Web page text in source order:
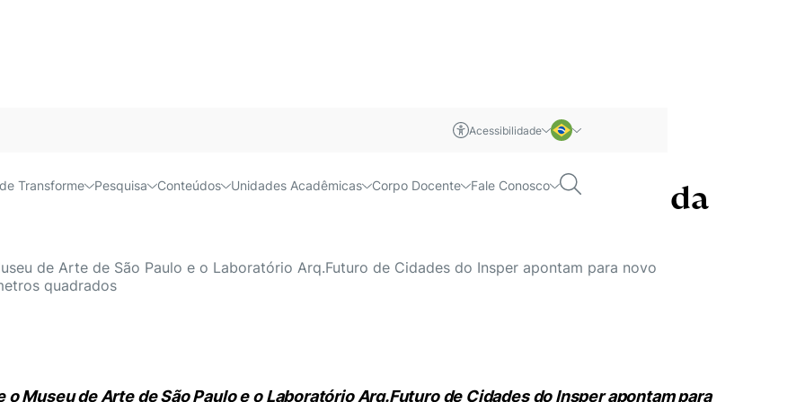
Acessibilidade
Português
Transforme Pesquisa Conteúdos Unidades Acadêmicas Corpo Docente Fale Conosco Pesquisar
oportunidade de uso democrático da
de Arte de São Paulo e o Laboratório Arq.Futuro de Cidades do Insper apontam para novo
quadrados
Museu de Arte de São Paulo e o Laboratório Arq.Futuro de Cidades do Insper apontam para